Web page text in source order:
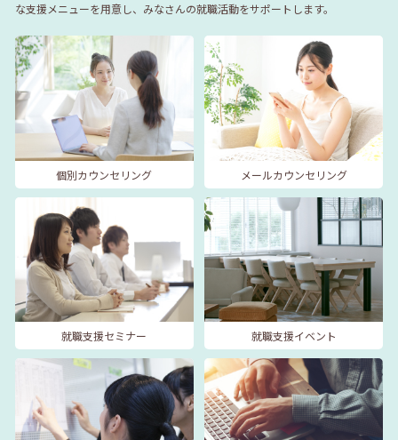
な支援メニューを用意し、みなさんの就職活動をサポートします。
個別カウンセリング メールカウンセリング
就職支援セミナー 就職支援イベント